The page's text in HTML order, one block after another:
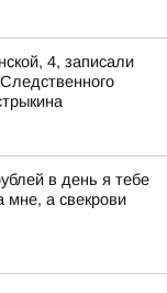
4, записали
в день я тебе
мне, а свекрови